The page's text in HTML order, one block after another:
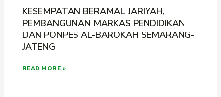
KESEMPATAN BERAMAL JARIYAH,
PEMBANGUNAN MARKAS PENDIDIKAN
DAN PONPES AL-BAROKAH SEMARANG-
JATENG
READ MORE »